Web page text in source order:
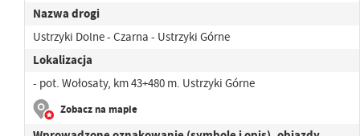
Nazwa drogi
Ustrzyki Dolne - Czarna - Ustrzyki Górne
Lokalizacja
- pot. Wołosaty, km 43+480 m. Ustrzyki Górne
Zobacz na mapie